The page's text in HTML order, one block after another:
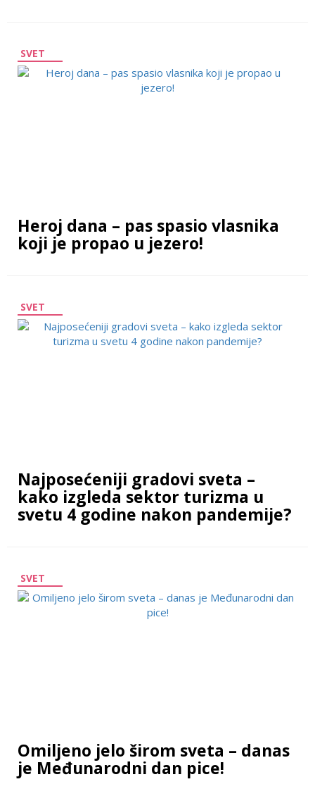
SVET
Heroj dana – pas spasio vlasnika
koji je propao u jezero!
SVET
Najposećeniji gradovi sveta –
kako izgleda sektor turizma u
svetu 4 godine nakon pandemije?
SVET
Omiljeno jelo širom sveta – danas
je Međunarodni dan pice!